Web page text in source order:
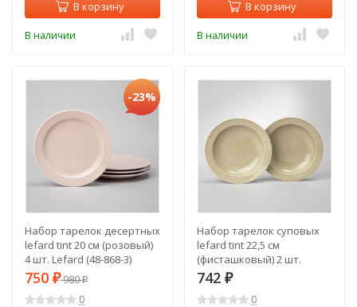
В корзину
В наличии
В корзину
В наличии
-23%
Набор тарелок десертных
lefard tint 20 см (розовый)
4 шт. Lefard (48-868-3)
750 ₽980₽
0
Набор тарелок суповых
lefard tint 22,5 см
(фисташковый) 2 шт.
Lefard (48-857-1)
742 ₽
0